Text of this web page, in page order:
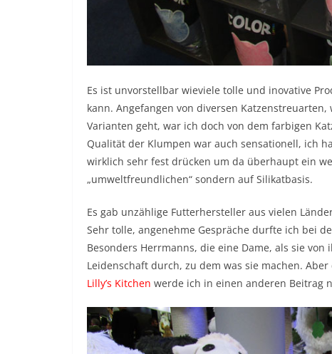
Es ist unvorstellbar wieviele tolle und inovative
kann. Angefangen von diversen
Varianten geht, war ich doch von dem farbigen
Qualität der Klumpen war auch sensationell, ich
wirklich sehr fest drücken um da überhaupt ein
„umweltfreundlichen“ sondern auf Silikatbasis.
Es gab unzählige Futterhersteller aus vielen
Sehr tolle, angenehme Gespräche durfte ich bei
Besonders Herrmanns, die eine Dame, als sie
Leidenschaft durch, zu dem was sie machen.
Lilly’s Kitchen werde ich in einen anderen Beitrag